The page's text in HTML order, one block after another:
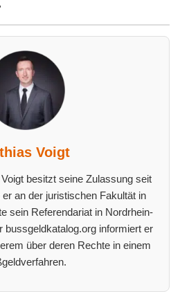
Voigt
besitzt seine Zulassung seit
an der juristischen Fakultät in
sein Referendariat in Nordrhein-
bussgeldkatalog.org informiert er
über deren Rechte in einem